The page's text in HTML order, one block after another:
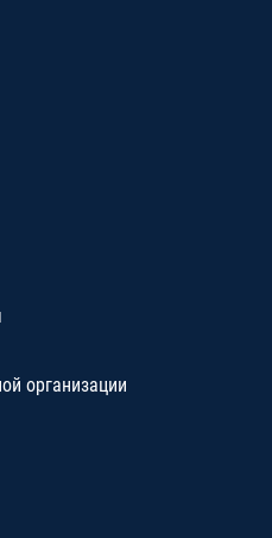
организации